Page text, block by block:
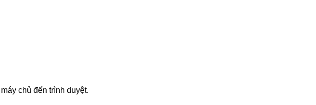
chủ đến trình duyệt.